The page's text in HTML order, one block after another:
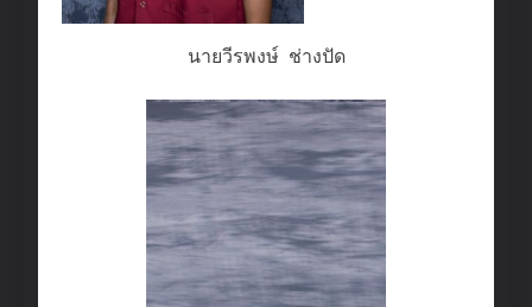
นายวีรพงษ์ ช่างปัด